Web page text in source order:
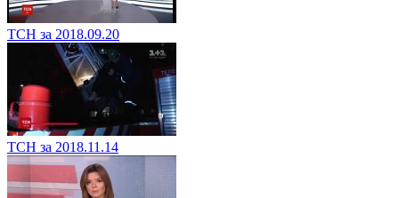
ТСН за 2018.09.20
ТСН за 2018.11.14